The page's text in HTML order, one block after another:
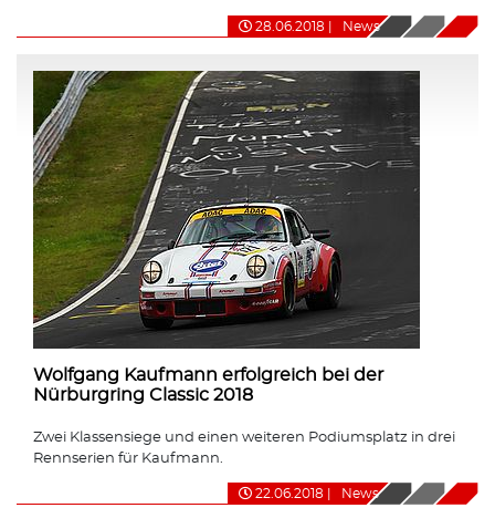
28.06.2018 News
Wolfgang Kaufmann erfolgreich bei der
Nürburgring Classic 2018
Zwei Klassensiege und einen weiteren Podiumsplatz in drei
Rennserien für Kaufmann.
22.06.2018 News